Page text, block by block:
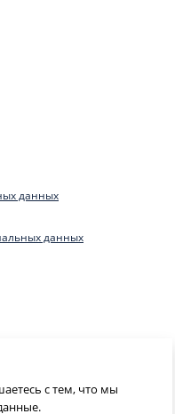
данных
данных
и не могут быть
назначения
рекомендациями.
с тем, что мы